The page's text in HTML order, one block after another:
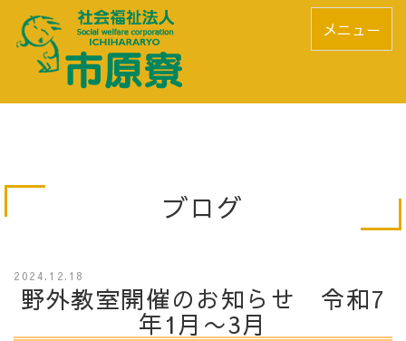
メニュー
ブログ
2024.12.18
野外教室開催のお知らせ 令和7
年1月〜3月